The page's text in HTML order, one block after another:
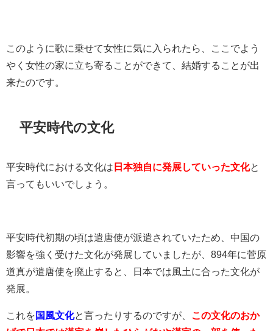
このように歌に乗せて女性に気に入られたら、ここでよう
やく女性の家に立ち寄ることができて、結婚することが出
来たのです。
平安時代の文化
平安時代における文化は 日本独自に発展していった文化と
言ってもいいでしょう。
平安時代初期の頃は遣唐使が派遣されていたため、中国の
影響を強く受けた文化が発展していましたが、894年に菅原
道真が遣唐使を廃止すると、日本では風土に合った文化が
発展。
これを 国風文化と言ったりするのですが、
この文化のおか